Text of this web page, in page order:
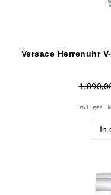
Versace Herrenuhr
inkl. ges.
In